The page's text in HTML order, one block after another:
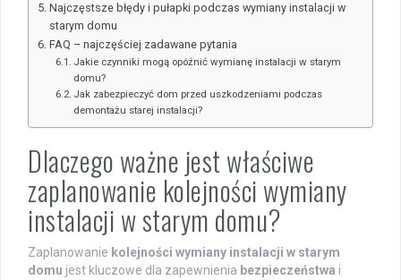
Najczęstsze błędy i pułapki podczas wymiany instalacji w
starym domu
FAQ – najczęściej zadawane pytania
Jakie czynniki mogą opóźnić wymianę instalacji w starym
domu?
Jak zabezpieczyć dom przed uszkodzeniami podczas
demontażu starej instalacji?
Dlaczego ważne jest właściwe
zaplanowanie kolejności wymiany
instalacji w starym domu?
Zaplanowanie kolejności wymiany instalacji w starym
domu jest kluczowe dla zapewnienia bezpieczeństwa i